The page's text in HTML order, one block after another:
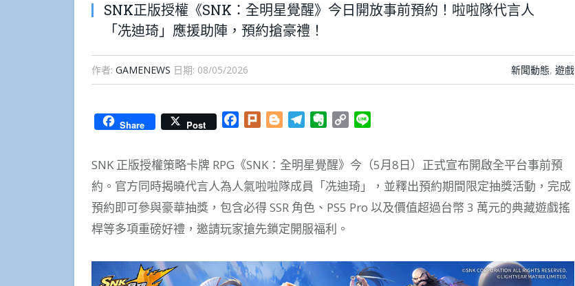
SNK正版授權《SNK：全明星覺醒》今日開放事前預約！啦啦隊代言人
「冼迪琦」應援助陣，預約搶豪禮！
作者: GAMENEWS 日期: 08/05/2026 新聞動態, 遊戲
Share Post Facebook
Plurk BloggerTelegramEvernote
Copy
SNK 正版授權策略卡牌 RPG《SNK：全明星覺醒》今（5月8日）正式宣布開啟全平台事前預
約。官方同時揭曉代言人為人氣啦啦隊成員「冼迪琦」，並釋出預約期間限定抽獎活動，完成
預約即可參與豪華抽獎，包含必得 SSR 角色、PS5 Pro 以及價值超過台幣 3 萬元的典藏遊戲搖
桿等多項重磅好禮，邀請玩家搶先鎖定開服福利。